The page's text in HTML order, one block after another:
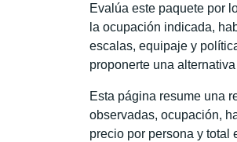
Evalúa este paquete por
la ocupación indicada,
escalas, equipaje y
proponerte una
Esta página resume una
observadas, ocupación,
precio por persona y total